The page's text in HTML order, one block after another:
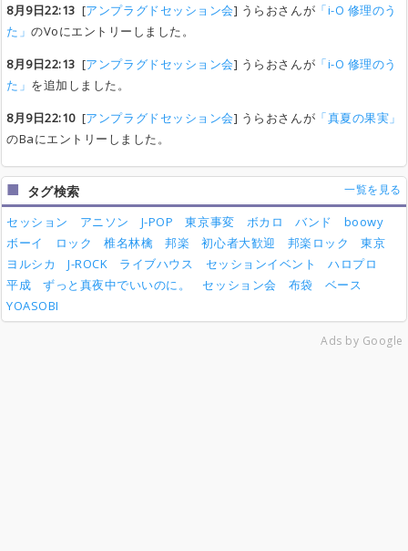
8月9日22:13 [アンプラグドセッション会] うらおさんが 「i-O 修理のう
た」のVoにエントリーしました。
8月9日22:13 [アンプラグドセッション会] うらおさんが 「i-O 修理のう
た」 を追加しました。
8月9日22:10[アンプラグドセッション会] うらおさんが 「真夏の果実」
のBaにエントリーしました。
タグ検索 一覧を見る
セッション アニソン J-POP 東京事変 ボカロ バンド
boowy
ボーイ
ロック 椎名林檎 邦楽 初心者大歓迎 邦楽ロック
東京
ヨルシカ
J-ROCK ライブハウス セッションイベント
ハロプロ
平成
ずっと真夜中でいいのに。 セッション会 布袋
ベース
YOASOBI
Ads by Google